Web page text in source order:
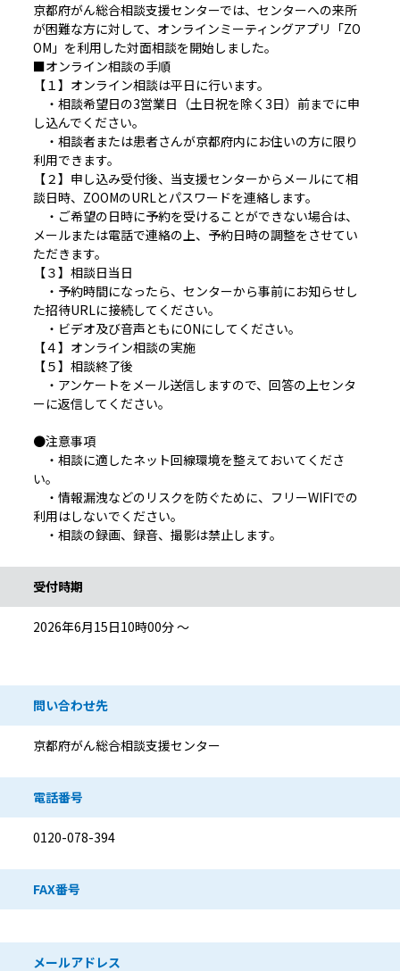
京都府がん総合相談支援センターでは、センターへの来所
が困難な方に対して、オンラインミーティングアプリ「ZO
OM」を利用した対面相談を開始しました。
■オンライン相談の手順
【１】オンライン相談は平日に行います。
・相談希望日の3営業日（土日祝を除く3日）前までに申
し込んでください。
・相談者または患者さんが京都府内にお住いの方に限り
利用できます。
【２】申し込み受付後、当支援センターからメールにて相
談日時、ZOOMのURLとパスワードを連絡します。
・ご希望の日時に予約を受けることができない場合は、
メールまたは電話で連絡の上、予約日時の調整をさせてい
ただきます。
【３】相談日当日
・予約時間になったら、センターから事前にお知らせし
た招待URLに接続してください。
・ビデオ及び音声ともにONにしてください。
【４】オンライン相談の実施
【５】相談終了後
・アンケートをメール送信しますので、回答の上センタ
ーに返信してください。
●注意事項
・相談に適したネット回線環境を整えておいてくださ
い。
・情報漏洩などのリスクを防ぐために、フリーWIFIでの
利用はしないでください。
・相談の録画、録音、撮影は禁止します。
受付時期
2026年6月15日10時00分 ～
問い合わせ先
京都府がん総合相談支援センター
電話番号
0120-078-394
FAX番号
メールアドレス